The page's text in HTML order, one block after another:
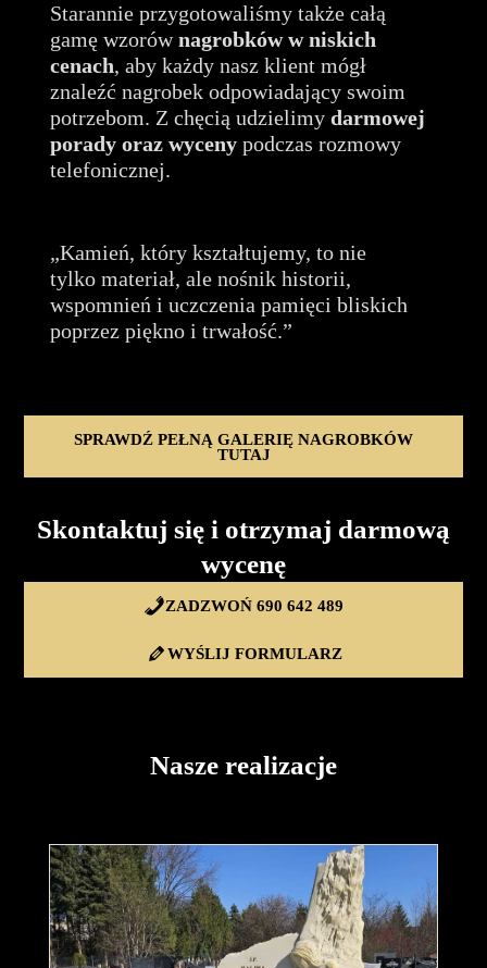
Starannie przygotowaliśmy także całą
gamę wzorównagrobków w niskich
cenach, aby każdy nasz klient mógł
znaleźć nagrobek odpowiadający swoim
potrzebom. Z chęcią udzielimy darmowej
porady oraz wycenypodczas rozmowy
telefonicznej.
„Kamień, który kształtujemy, to nie
tylko materiał, ale nośnik historii,
wspomnień i uczczenia pamięci bliskich
poprzez piękno i trwałość.”
SPRAWDŹ PEŁNĄ GALERIĘ NAGROBKÓW
TUTAJ
Skontaktuj się i otrzymaj darmową
wycenę
ZADZWOŃ 690 642 489
WYŚLIJ FORMULARZ
Nasze realizacje